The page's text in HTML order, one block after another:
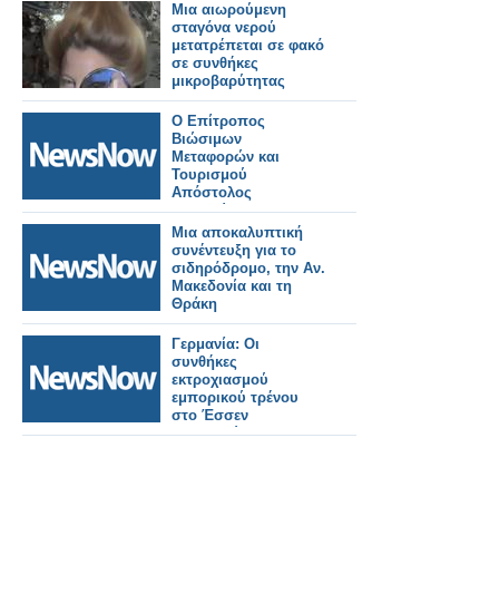
Μια αιωρούμενη
σταγόνα νερού
μετατρέπεται σε φακό
σε συνθήκες
μικροβαρύτητας
Ο Επίτροπος
Βιώσιμων
Μεταφορών και
Τουρισμού
Απόστολος
Τζιτζικώστας σε
τριήμερη επίσκεψη
στη Θράκη για την
Ημέρα της Ευρώπης
2026.
Μια αποκαλυπτική
συνέντευξη για το
σιδηρόδρομο, την Αν.
Μακεδονία και τη
Θράκη
Γερμανία: Οι
συνθήκες
εκτροχιασμού
εμπορικού τρένου
στο Έσσεν
μαρτυρούν